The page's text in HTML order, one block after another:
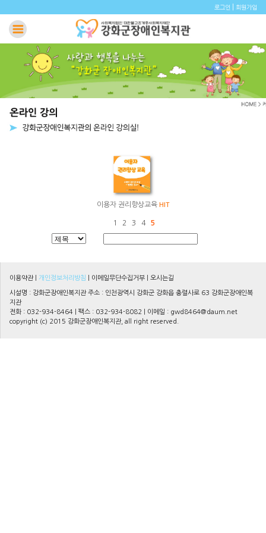
로그인 회원가입
이용자 권리향상교육 HIT
1 2 3 4 5
이용약관| 개인정보처리방침 이메일무단수집거부 오시는길
시설명 : 강화군장애인복지관 주소 : 인천광역시 강화군 강화읍 충렬사로 63 강화군장애인복
지관
전화 : 032-934-8464 | 팩스 : 032-934-8082 | 이메일 : gwd8464@daum.net
copyright (c) 2015 강화군장애인복지관, all right reserved.